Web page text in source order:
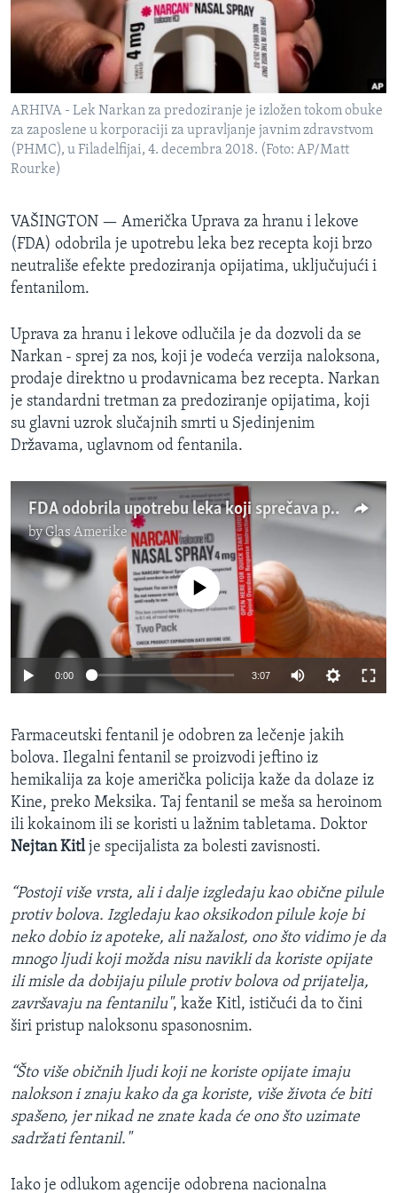
SPORT
INTERVJU
ARHIVA - Lek Narkan za predoziranje je izložen tokom obuke
za zaposlene u korporaciji za upravljanje javnim zdravstvom
(PHMC), u Filadelfijai, 4. decembra 2018. (Foto: AP/Matt
Rourke)
VAŠINGTON — Američka Uprava za hranu i lekove
(FDA) odobrila je upotrebu leka bez recepta koji brzo
neutrališe efekte predoziranja opijatima, uključujući i
fentanilom.
Uprava za hranu i lekove odlučila je da dozvoli da se
Narkan - sprej za nos, koji je vodeća verzija naloksona,
prodaje direktno u prodavnicama bez recepta. Narkan
je standardni tretman za predoziranje opijatima, koji
su glavni uzrok slučajnih smrti u Sjedinjenim
Državama, uglavnom od fentanila.
FDA odobrila upotrebu leka koji sprečava predoziranje opijatima
byGlas Amerike
No media source currently available
0:00 3:07
Farmaceutski fentanil je odobren za lečenje jakih
bolova. Ilegalni fentanil se proizvodi jeftino iz
hemikalija za koje američka policija kaže da dolaze iz
Kine, preko Meksika. Taj fentanil se meša sa heroinom
ili kokainom ili se koristi u lažnim tabletama. Doktor
Nejtan Kitlje specijalista za bolesti zavisnosti.
“Postoji više vrsta, ali i dalje izgledaju kao obične pilule
protiv bolova. Izgledaju kao oksikodon pilule koje bi
neko dobio iz apoteke, ali nažalost, ono što vidimo je da
mnogo ljudi koji možda nisu navikli da koriste opijate
ili misle da dobijaju pilule protiv bolova od prijatelja,
završavaju na fentanilu", kaže Kitl, ističući da to čini
širi pristup naloksonu spasonosnim.
“Što više običnih ljudi koji ne koriste opijate imaju
nalokson i znaju kako da ga koriste, više života će biti
spašeno, jer nikad ne znate kada će ono što uzimate
sadržati fentanil."
Iako je odlukom agencije odobrena nacionalna